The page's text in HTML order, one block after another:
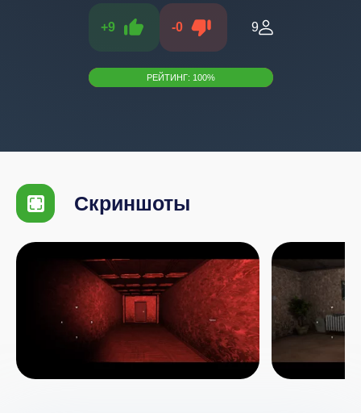
+9 -0 9
РЕЙТИНГ: 100%
Скриншоты